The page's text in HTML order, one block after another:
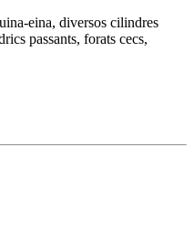
eina, diversos cilindres
passants, forats cecs,